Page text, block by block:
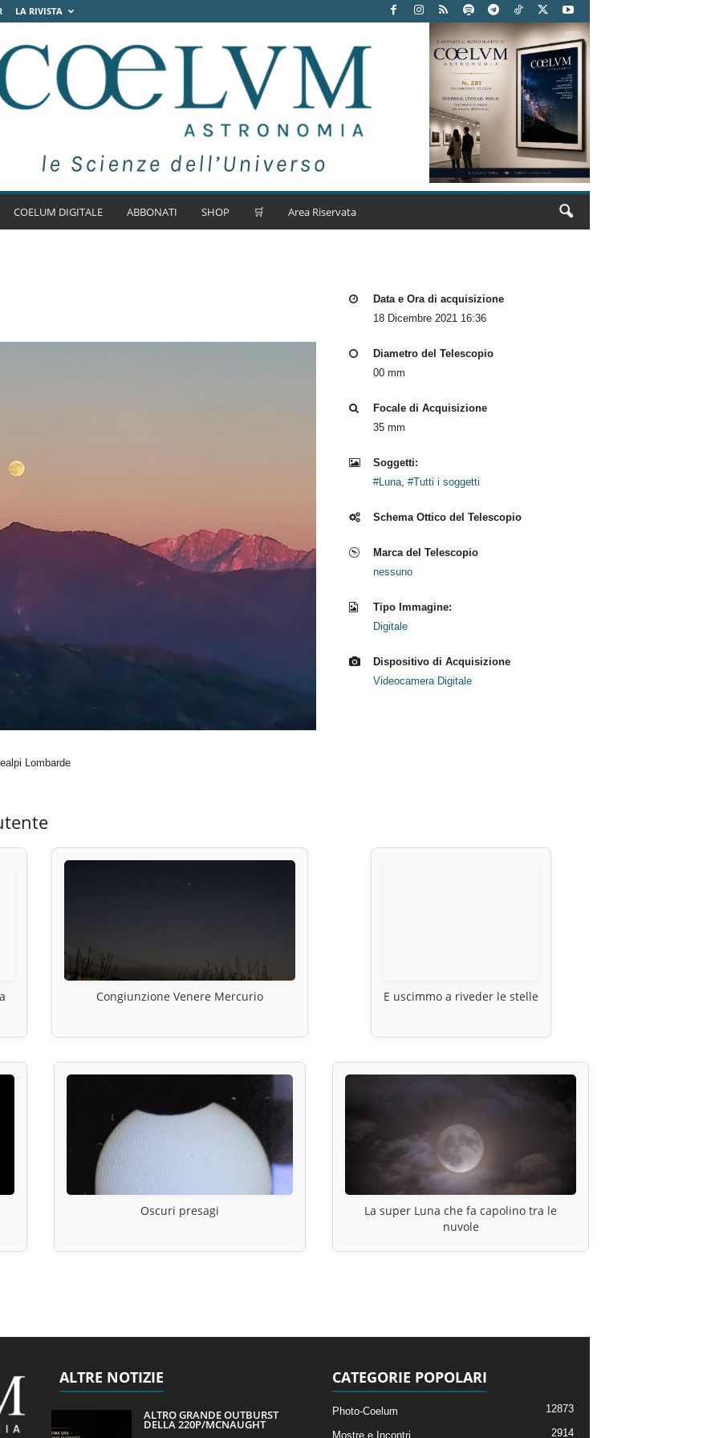
LA RIVISTA
COELUM DIGITALE ABBONATI SHOP 🛒 Area Riservata
Lombarde
Data e Ora di acquisizione
18 Dicembre 2021 16:36
Diametro del Telescopio
00 mm
Focale di Acquisizione
35 mm
Soggetti:
#Luna, #Tutti i soggetti
Schema Ottico del Telescopio
Marca del Telescopio
nessuno
Tipo Immagine:
Digitale
Dispositivo di Acquisizione
Videocamera Digitale
Congiunzione Venere Mercurio E uscimmo a riveder le stelle
Oscuri presagi
La super Luna che fa capolino tra le
nuvole
ALTRE NOTIZIE
ALTRO GRANDE OUTBURST
DELLA 220P/MCNAUGHT
CATEGORIE POPOLARI
Photo-Coelum 12873
Mostre e Incontri 2914